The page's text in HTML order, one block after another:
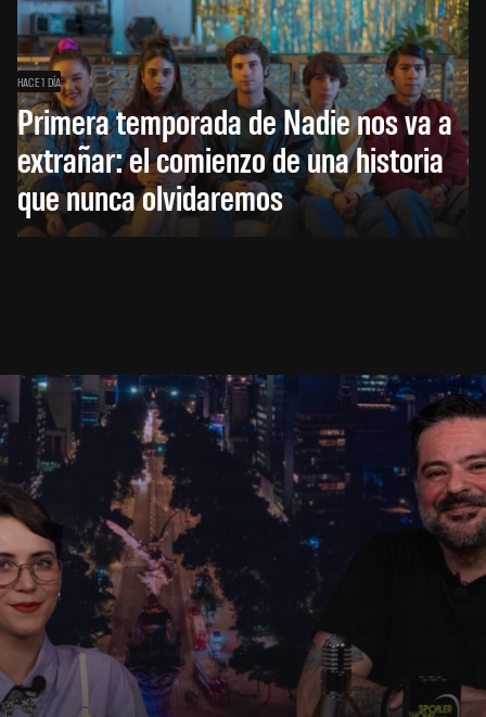
HACE 1 DÍA
Primera temporada de Nadie nos va a
extrañar: el comienzo de una historia
que nunca olvidaremos